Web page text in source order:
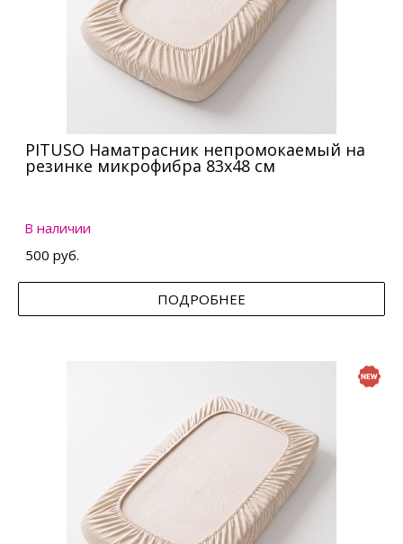
PITUSO Наматрасник непромокаемый на
резинке микрофибра 83х48 см
В наличии
500 руб.
ПОДРОБНЕЕ